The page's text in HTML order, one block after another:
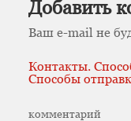
Добавить
Ваш e-mail не
Контакты.
Способы
комментарий